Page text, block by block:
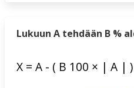
Lukuun A tehdään B %
X = A - ( B 100 × | A | )